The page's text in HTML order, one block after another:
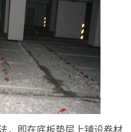
，即在底板垫层上铺设卷材